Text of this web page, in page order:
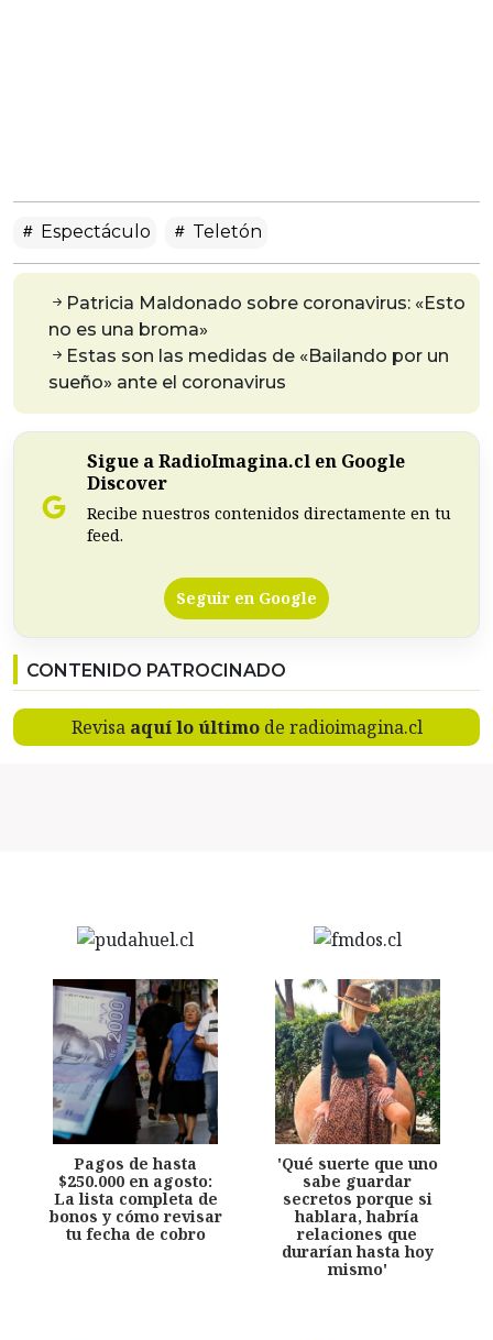
Espectáculo Teletón
Patricia Maldonado sobre coronavirus: «Esto
no es una broma»
Estas son las medidas de «Bailando por un
sueño» ante el coronavirus
Sigue a RadioImagina.cl en Google
Discover
Recibe nuestros contenidos directamente en tu
feed.
Seguir en Google
CONTENIDO PATROCINADO
Revisa aquí lo últimode radioimagina.cl
Pagos de hasta
$250.000 en agosto:
La lista completa de
bonos y cómo revisar
tu fecha de cobro
'Qué suerte que uno
sabe guardar
secretos porque si
hablara, habría
relaciones que
durarían hasta hoy
mismo'